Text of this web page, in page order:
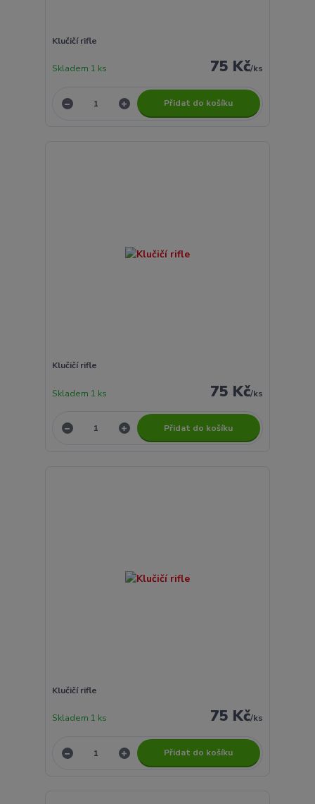
Klučičí rifle
75 Kč/ks
Skladem 1 ks
Přidat do košíku
Klučičí rifle
75 Kč/ks
Skladem 1 ks
Přidat do košíku
Klučičí rifle
75 Kč/ks
Skladem 1 ks
Přidat do košíku